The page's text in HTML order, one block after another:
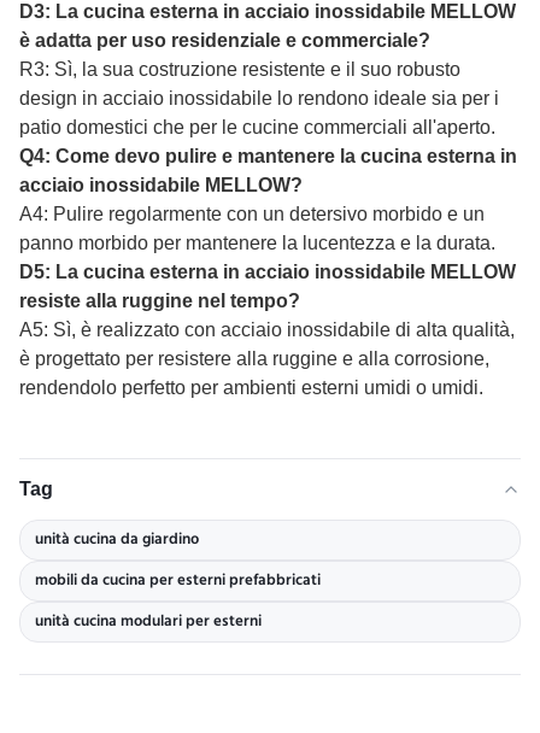
D3: La cucina esterna in acciaio inossidabile MELLOW
è adatta per uso residenziale e commerciale?
R3: Sì, la sua costruzione resistente e il suo robusto
design in acciaio inossidabile lo rendono ideale sia per i
patio domestici che per le cucine commerciali all'aperto.
Q4: Come devo pulire e mantenere la cucina esterna in
acciaio inossidabile MELLOW?
A4: Pulire regolarmente con un detersivo morbido e un
panno morbido per mantenere la lucentezza e la durata.
D5: La cucina esterna in acciaio inossidabile MELLOW
resiste alla ruggine nel tempo?
A5: Sì, è realizzato con acciaio inossidabile di alta qualità,
è progettato per resistere alla ruggine e alla corrosione,
rendendolo perfetto per ambienti esterni umidi o umidi.
Tag
unità cucina da giardino
mobili da cucina per esterni prefabbricati
unità cucina modulari per esterni